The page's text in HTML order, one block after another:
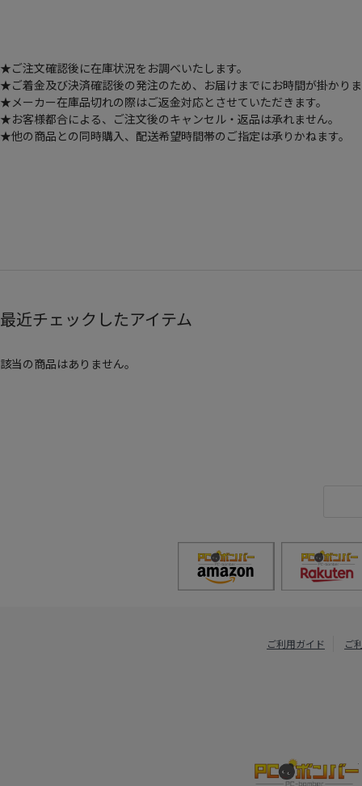
★ご注文確認後に在庫状況をお調べいたします。
★ご着金及び決済確認後の発注のため、お届けまでにお時間が掛かり
★メーカー在庫品切れの際はご返金対応とさせていただきます。
★お客様都合による、ご注文後のキャンセル・返品は承れません。
★他の商品との同時購入、配送希望時間帯のご指定は承りかねます。
最近チェックしたアイテム
該当の商品はありません。
ご利用ガイド ご